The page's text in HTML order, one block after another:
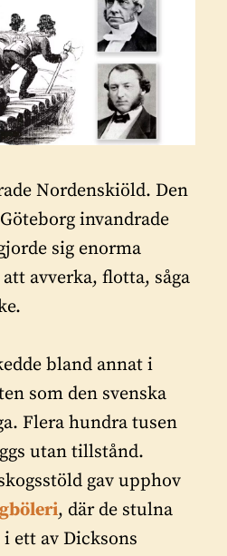
Nordenskiöld. Den
invandrade
sig enorma
avverka, flotta, såga
bland annat i
som den svenska
Flera hundra tusen
utan tillstånd.
gav upphov
, där de stulna
i ett av Dicksons